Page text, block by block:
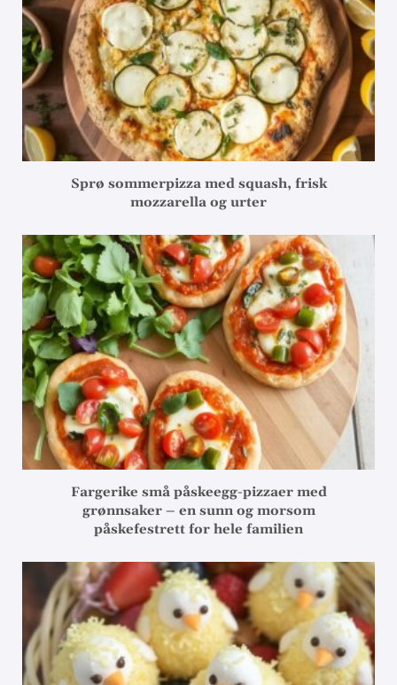
Sprø sommerpizza med squash, frisk
mozzarella og urter
Fargerike små påskeegg-pizzaer med
grønnsaker – en sunn og morsom
påskefestrett for hele familien